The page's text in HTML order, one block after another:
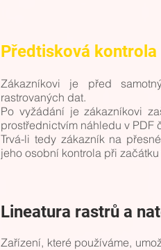
Předtisková kontrola
Zákazníkovi je před
rastrovaných dat.
Po vyžádání je zákazníkovi
prostřednictvím náhledu v PDF
Trvá-li tedy zákazník na
jeho osobní kontrola při začátku
Lineatura rastrů a
Zařízení, které používáme,